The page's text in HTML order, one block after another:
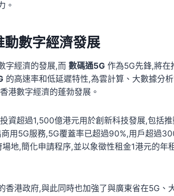
。
數字經濟發展
字經濟的發展,而 數碼通5G 作為5G先鋒,將在
的高速率和低延遲特性,為雲計算、大數據分
港數字經濟的蓬勃發展。
資超過1,500億港元用於創新科技發展,包括
用5G服務,5G覆蓋率已超過90%,用戶超過
地,簡化申請程序,並以象徵性租金1港元的年
香港政府,與此同時也加強了與廣東省在5G、